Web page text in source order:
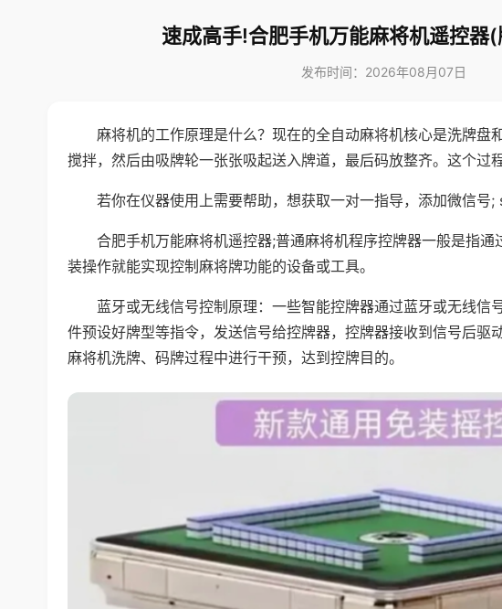
速成高手!合肥手机万能麻将机遥控器
发布时间：2026年08月07日
麻将机的工作原理是什么？现在的全自动麻将机核心是洗牌盘
搅拌，然后由吸牌轮一张张吸起送入牌道，最后码放整齐。这个过
若你在仪器使用上需要帮助，想获取一对一指导，添加微信号;
合肥手机万能麻将机遥控器;普通麻将机程序控牌器一般是指
装操作就能实现控制麻将牌功能的设备或工具。
蓝牙或无线信号控制原理：一些智能控牌器通过蓝牙或无线信
件预设好牌型等指令，发送信号给控牌器，控牌器接收到信号后驱
麻将机洗牌、码牌过程中进行干预，达到控牌目的。